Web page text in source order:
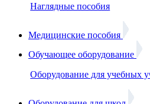
Наглядные пособия
Медицинские пособия
Обучающее оборудование
Оборудование для учебных